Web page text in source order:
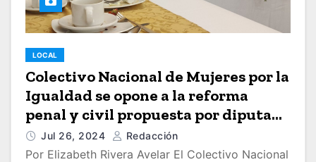
LOCAL
Colectivo Nacional de Mujeres por la
Igualdad se opone a la reforma
penal y civil propuesta por diputada
del PAN
Jul 26, 2024 Redacción
Por Elizabeth Rivera Avelar El Colectivo Nacional